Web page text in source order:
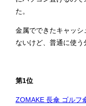
た。
金属でできたキャッ
ないけど、普通に使う
第1位
ZOMAKE 長傘 ゴルフ